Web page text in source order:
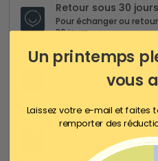
Retour sous 30 jours
Pour échanger ou
30 jours
Paiement 100%
Nous garantissons un
Service client 24/5
Nous sommes
Un printemps
vous
Laissez votre e-mail et faites
remporter des